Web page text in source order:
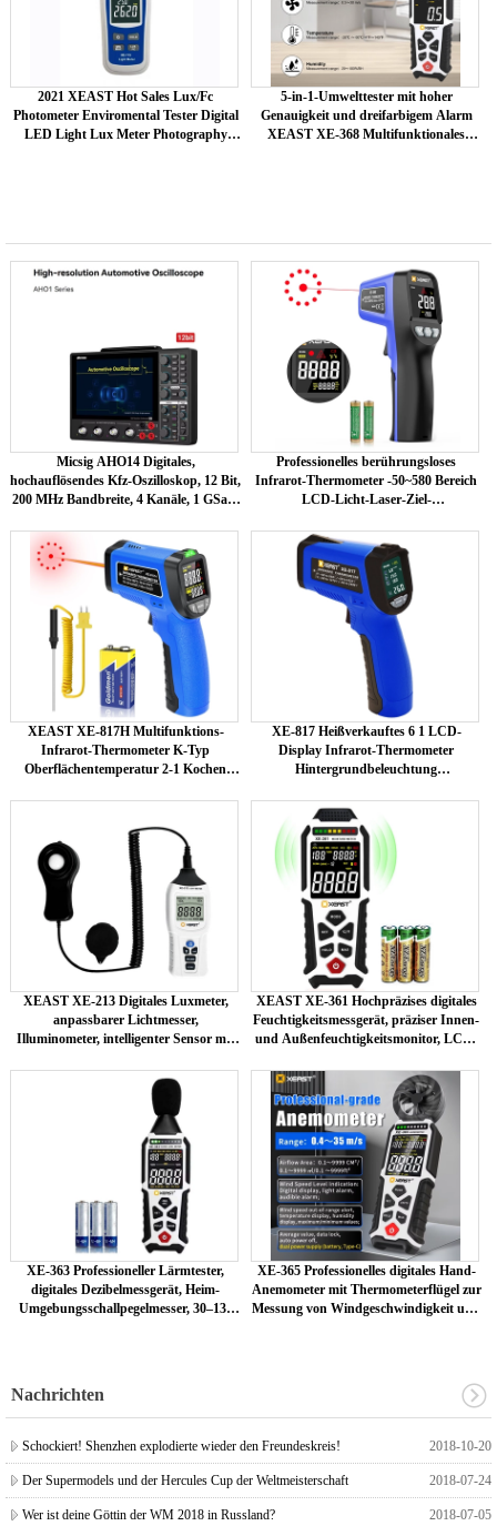
2021 XEAST Hot Sales Lux/Fc
Photometer Enviromental Tester Digital
LED Light Lux Meter Photography
5-in-1-Umwelttester mit hoher
Genauigkeit und dreifarbigem Alarm
XEAST XE-368 Multifunktionales
Micsig AHO14 Digitales,
hochauflösendes Kfz-Oszilloskop, 12 Bit,
200 MHz Bandbreite, 4 Kanäle, 1 GSa/s,
Professionelles berührungsloses
Infrarot-Thermometer -50~580 Bereich
LCD-Licht-Laser-Ziel-
anpassbar
XEAST XE-817H Multifunktions-
Infrarot-Thermometer K-Typ
Oberflächentemperatur 2-1 Kochen
XE-817 Heißverkauftes 6 1 LCD-
Display Infrarot-Thermometer
Hintergrundbeleuchtung
Feuchtigkeitsmesser OEM anpassbar
XEAST XE-213 Digitales Luxmeter,
anpassbarer Lichtmesser,
Illuminometer, intelligenter Sensor mit
XEAST XE-361 Hochpräzises digitales
Feuchtigkeitsmessgerät, präziser Innen-
und Außenfeuchtigkeitsmonitor, LCD-
XE-363 Professioneller Lärmtester,
digitales Dezibelmessgerät, Heim-
Umgebungsschallpegelmesser, 30–130
XE-365 Professionelles digitales Hand-
Anemometer mit Thermometerflügel zur
Messung von Windgeschwindigkeit und
Nachrichten
Schockiert! Shenzhen explodierte wieder den Freundeskreis! 2018-10-20
Der Supermodels und der Hercules Cup der Weltmeisterschaft 2018-07-24
Wer ist deine Göttin der WM 2018 in Russland? 2018-07-05